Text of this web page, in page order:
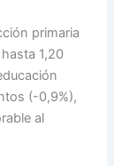
primaria
1,20
(-0,9%),
al